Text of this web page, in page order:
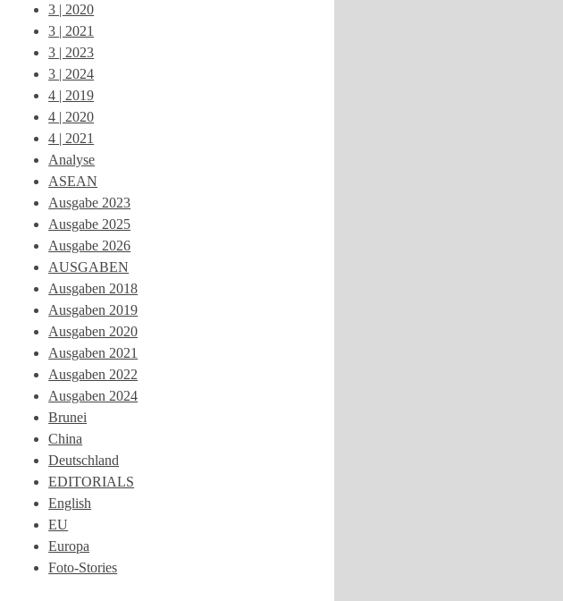
3 | 2020
3 | 2021
3 | 2023
3 | 2024
4 | 2019
4 | 2020
4 | 2021
Analyse
ASEAN
Ausgabe 2023
Ausgabe 2025
Ausgabe 2026
AUSGABEN
Ausgaben 2018
Ausgaben 2019
Ausgaben 2020
Ausgaben 2021
Ausgaben 2022
Ausgaben 2024
Brunei
China
Deutschland
EDITORIALS
English
EU
Europa
Foto-Stories